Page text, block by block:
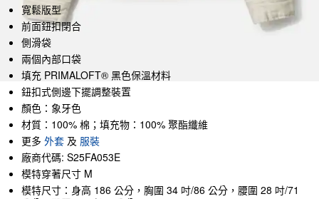
寬鬆版型
前面鈕扣閉合
側滑袋
兩個內部口袋
填充 PRIMALOFT® 黑色保溫材料
鈕扣式側邊下擺調整裝置
顏色：象牙色
材質：100% 棉；填充物：100% 聚酯纖維
更多 外套 及 服裝
廠商代碼: S25FA053E
模特穿著尺寸 M
模特尺寸：身高 186 公分，胸圍 34 吋/86 公分，腰圍 28 吋/71